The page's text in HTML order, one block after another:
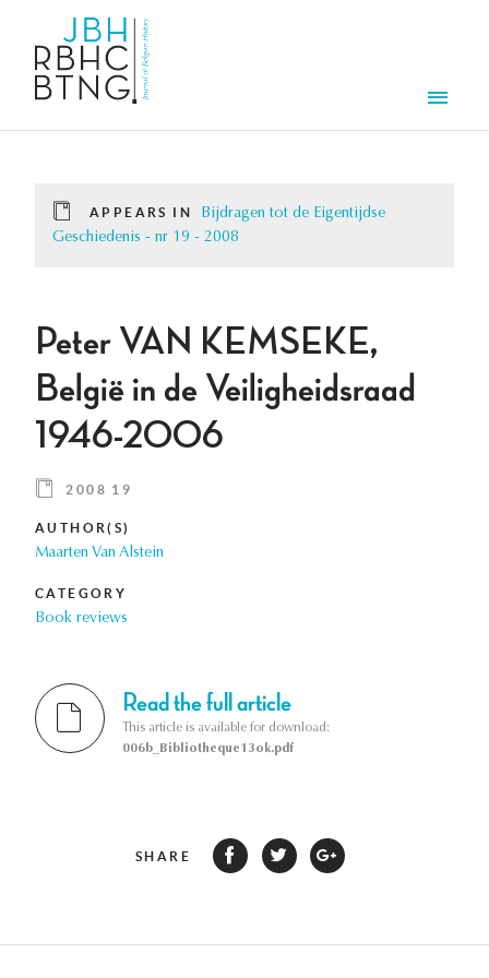
APPEARS IN
Bijdragen tot de Eigentijdse
Geschiedenis - nr 19 - 2008
Peter VAN KEMSEKE,
België in de Veiligheidsraad
1946-2006
2008 19
AUTHOR(S)
Maarten Van Alstein
CATEGORY
Book reviews
Read the full article
This article is available for download:
006b_Bibliotheque13ok.pdf
SHARE